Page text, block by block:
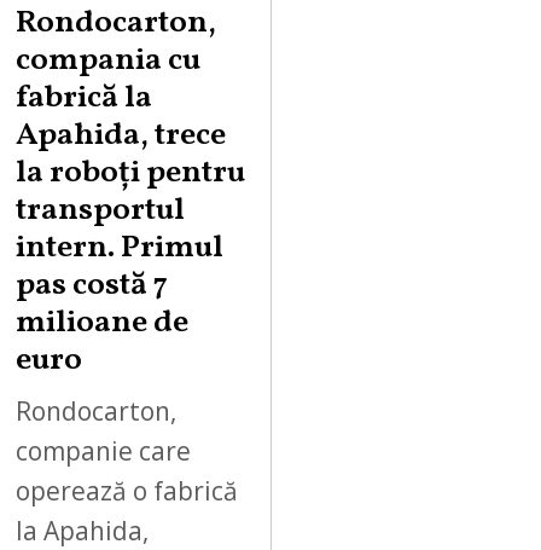
G
T
7
2
Rondocarton,
compania cu
fabrică la
Apahida, trece
la roboți pentru
transportul
intern. Primul
pas costă 7
milioane de
euro
Rondocarton,
companie care
operează o fabrică
la Apahida,